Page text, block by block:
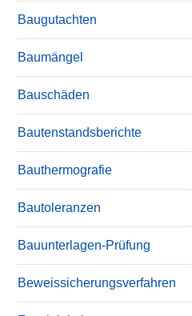
Baugutachten
Baumängel
Bauschäden
Bautenstandsberichte
Bauthermografie
Bautoleranzen
Bauunterlagen-Prüfung
Beweissicherungsverfahren